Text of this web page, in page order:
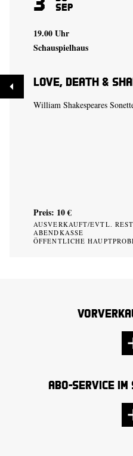
Sep
19.00 Uhr
Schauspielhaus
Love, Death &
William Shakespeares
Preis: 10 €
AUSVERKAUFT/EVTL.
ABENDKASSE
ÖFFENTLICHE
Abo-Service